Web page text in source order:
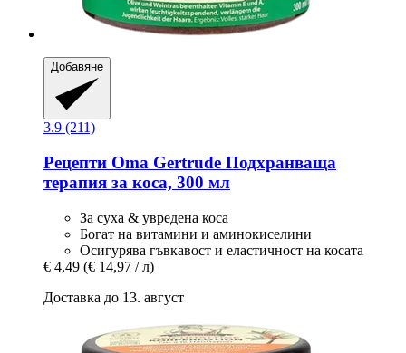
Добавяне
3.9 (211)
Рецепти Oma Gertrude Подхранваща
терапия за коса, 300 мл
За суха & увредена коса
Богат на витамини и аминокиселини
Осигурява гъвкавост и еластичност на косата
€ 4,49 (€ 14,97 / л)
Доставка до 13. август